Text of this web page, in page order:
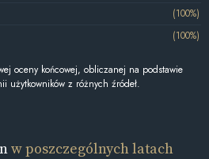
(100%)
(100%)
oceny końcowej, obliczanej na podstawie
użytkowników z różnych źródeł.
w poszczególnych latach